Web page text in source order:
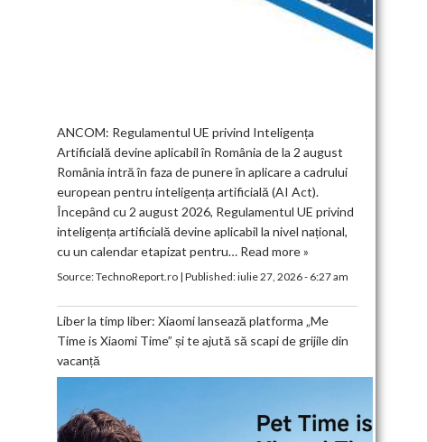
ANCOM: Regulamentul UE privind Inteligența
Artificială devine aplicabil în România de la 2 august
România intră în faza de punere în aplicare a cadrului
european pentru inteligența artificială (AI Act).
Începând cu 2 august 2026, Regulamentul UE privind
inteligența artificială devine aplicabil la nivel național,
cu un calendar etapizat pentru… Read more »
Source:TechnoReport.ro| Published:iulie 27, 2026 - 6:27 am
Liber la timp liber: Xiaomi lansează platforma „Me
Time is Xiaomi Time” și te ajută să scapi de grijile din
vacanță